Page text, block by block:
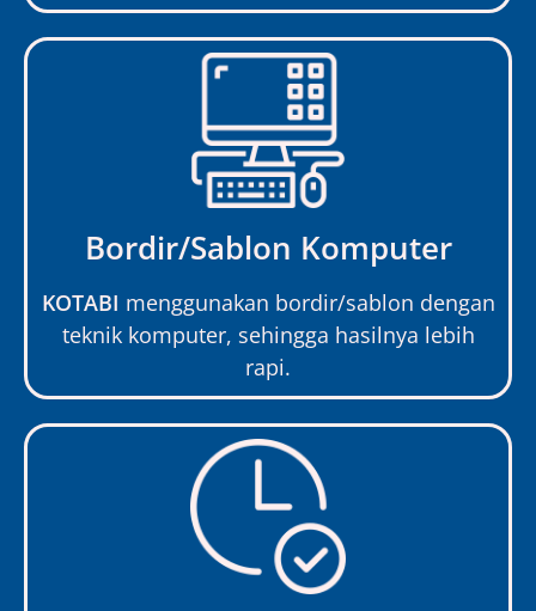
Bordir/Sablon Komputer
KOTABI menggunakan bordir/sablon dengan
teknik komputer, sehingga hasilnya lebih
rapi.